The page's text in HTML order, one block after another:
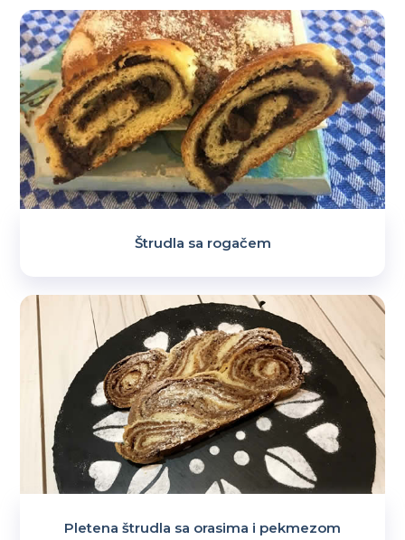
Štrudla sa rogačem
Pletena štrudla sa orasima i pekmezom